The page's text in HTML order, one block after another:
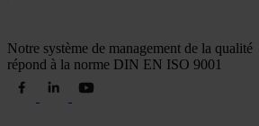
Notre système de management de la qualité
répond à la norme DIN EN ISO 9001